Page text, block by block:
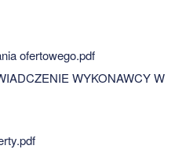
ofertowego.pdf
WYKONAWCY W